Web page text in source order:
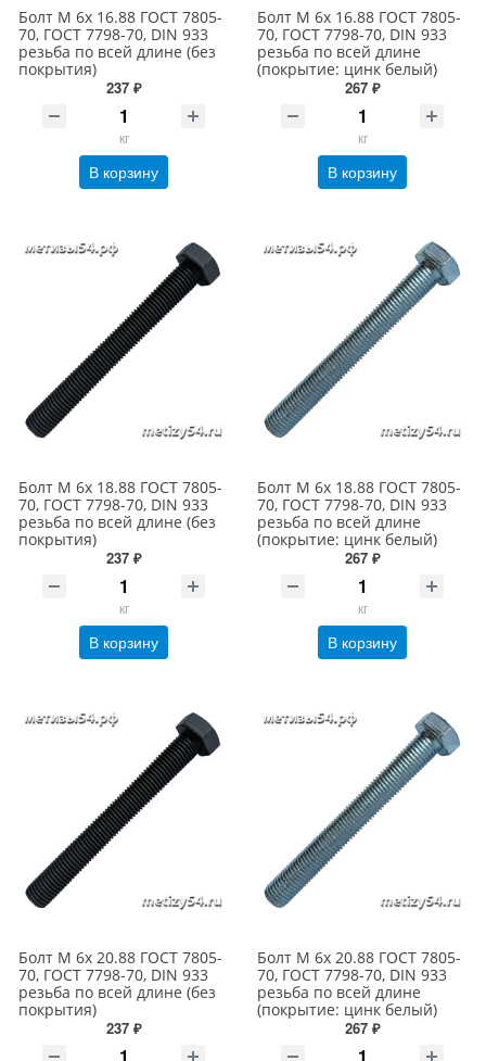
Болт М 6х 16.88 ГОСТ 7805-
70, ГОСТ 7798-70, DIN 933
резьба по всей длине (без
покрытия)
237 ₽
кг
В корзину
Болт М 6х 16.88 ГОСТ 7805-
70, ГОСТ 7798-70, DIN 933
резьба по всей длине
(покрытие: цинк белый)
267 ₽
кг
В корзину
Болт М 6х 18.88 ГОСТ 7805-
70, ГОСТ 7798-70, DIN 933
резьба по всей длине (без
покрытия)
237 ₽
кг
В корзину
Болт М 6х 18.88 ГОСТ 7805-
70, ГОСТ 7798-70, DIN 933
резьба по всей длине
(покрытие: цинк белый)
267 ₽
кг
В корзину
Болт М 6х 20.88 ГОСТ 7805-
70, ГОСТ 7798-70, DIN 933
резьба по всей длине (без
покрытия)
237 ₽
Болт М 6х 20.88 ГОСТ 7805-
70, ГОСТ 7798-70, DIN 933
резьба по всей длине
(покрытие: цинк белый)
267 ₽